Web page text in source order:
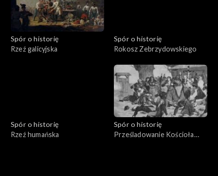
Spór o historię
Rzeź galicyjska
Spór o historię
Rokosz Zebrzydowskiego
Spór o historię
Rzeź humańska
Spór o historię
Prześladowanie Kościoła